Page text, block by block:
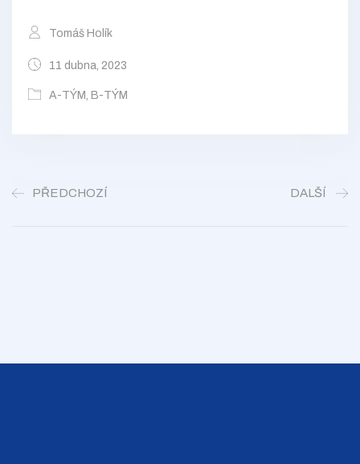
Tomáš Holík
11 dubna, 2023
A-TÝM B-TÝM
PŘEDCHOZÍ DALŠÍ